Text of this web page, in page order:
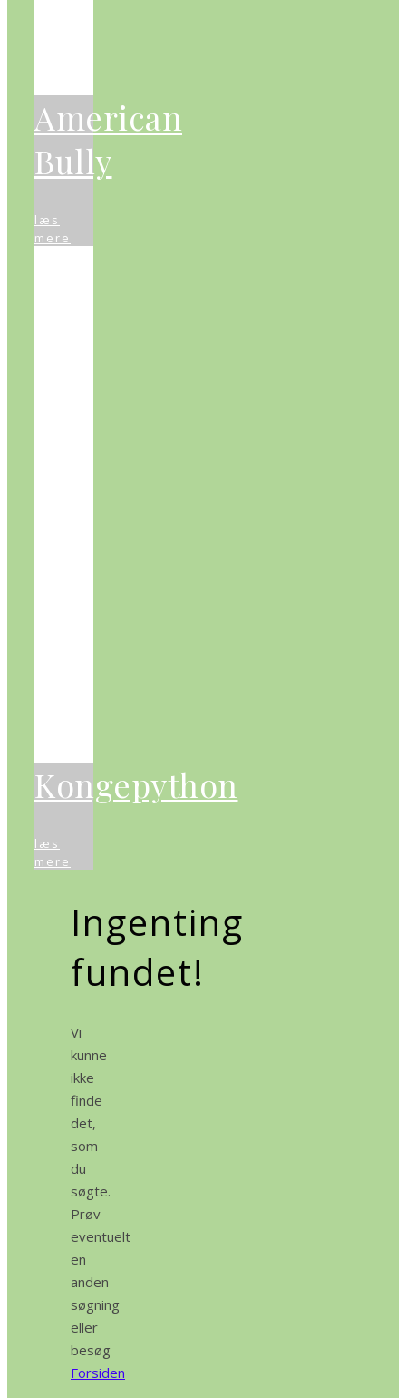
American
Bully
læs
mere
Kongepython
læs
mere
Ingenting
fundet!
Vi
kunne
ikke
finde
det,
som
du
søgte.
Prøv
eventuelt
en
anden
søgning
eller
besøg
Forsiden